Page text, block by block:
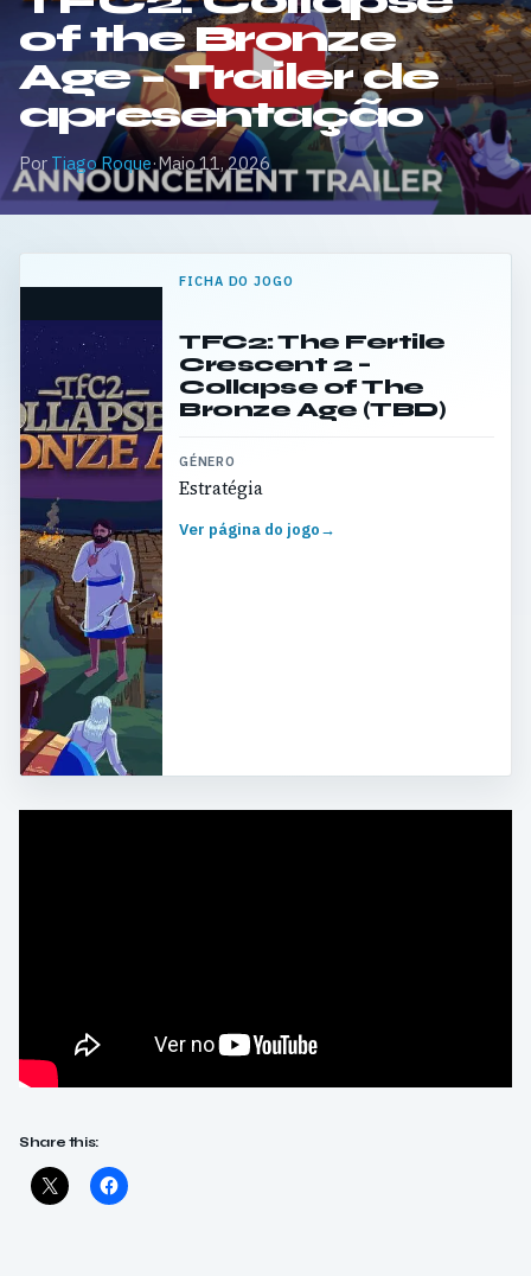
of the Bronze
Age – Trailer de
apresentação
Por Tiago Roque·Maio 11, 2026
FICHA DO JOGO
TFC2: The Fertile
Crescent 2 –
Collapse of The
Bronze Age (TBD)
GÉNERO
Estratégia
Ver página do jogo→
Share this: